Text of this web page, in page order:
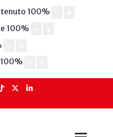
100%
100%
100%